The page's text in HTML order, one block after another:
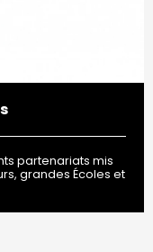
partenariats mis
grandes Écoles et